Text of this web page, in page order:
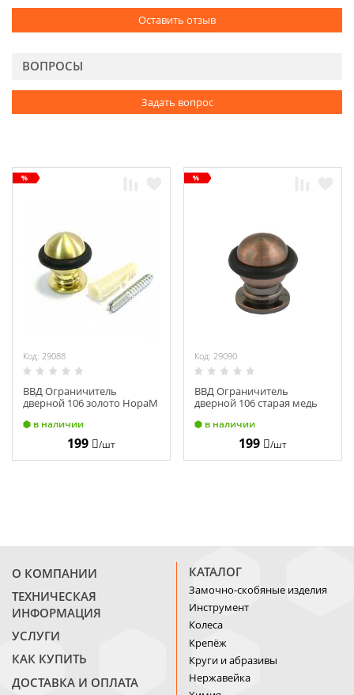
Оставить отзыв
ВОПРОСЫ
Задать вопрос
Код: 29088
ВВД Ограничитель
дверной 106 золото НораМ
в наличии
199 /шт
Код: 29090
ВВД Ограничитель
дверной 106 старая медь
в наличии
199 /шт
О КОМПАНИИ
ТЕХНИЧЕСКАЯ
ИНФОРМАЦИЯ
УСЛУГИ
КАК КУПИТЬ
ДОСТАВКА И ОПЛАТА
КАТАЛОГ
Замочно-скобяные изделия
Инструмент
Колеса
Крепёж
Круги и абразивы
Нержавейка